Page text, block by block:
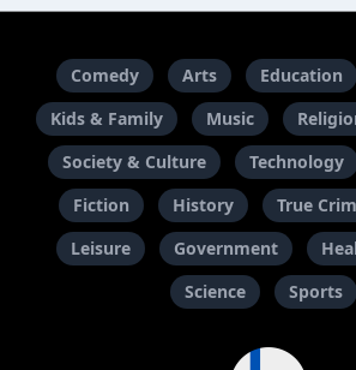
Comedy Arts Education
Kids & Family
Music
Society & Culture
Technology
Fiction
History True
Leisure
Government
Science
Sports